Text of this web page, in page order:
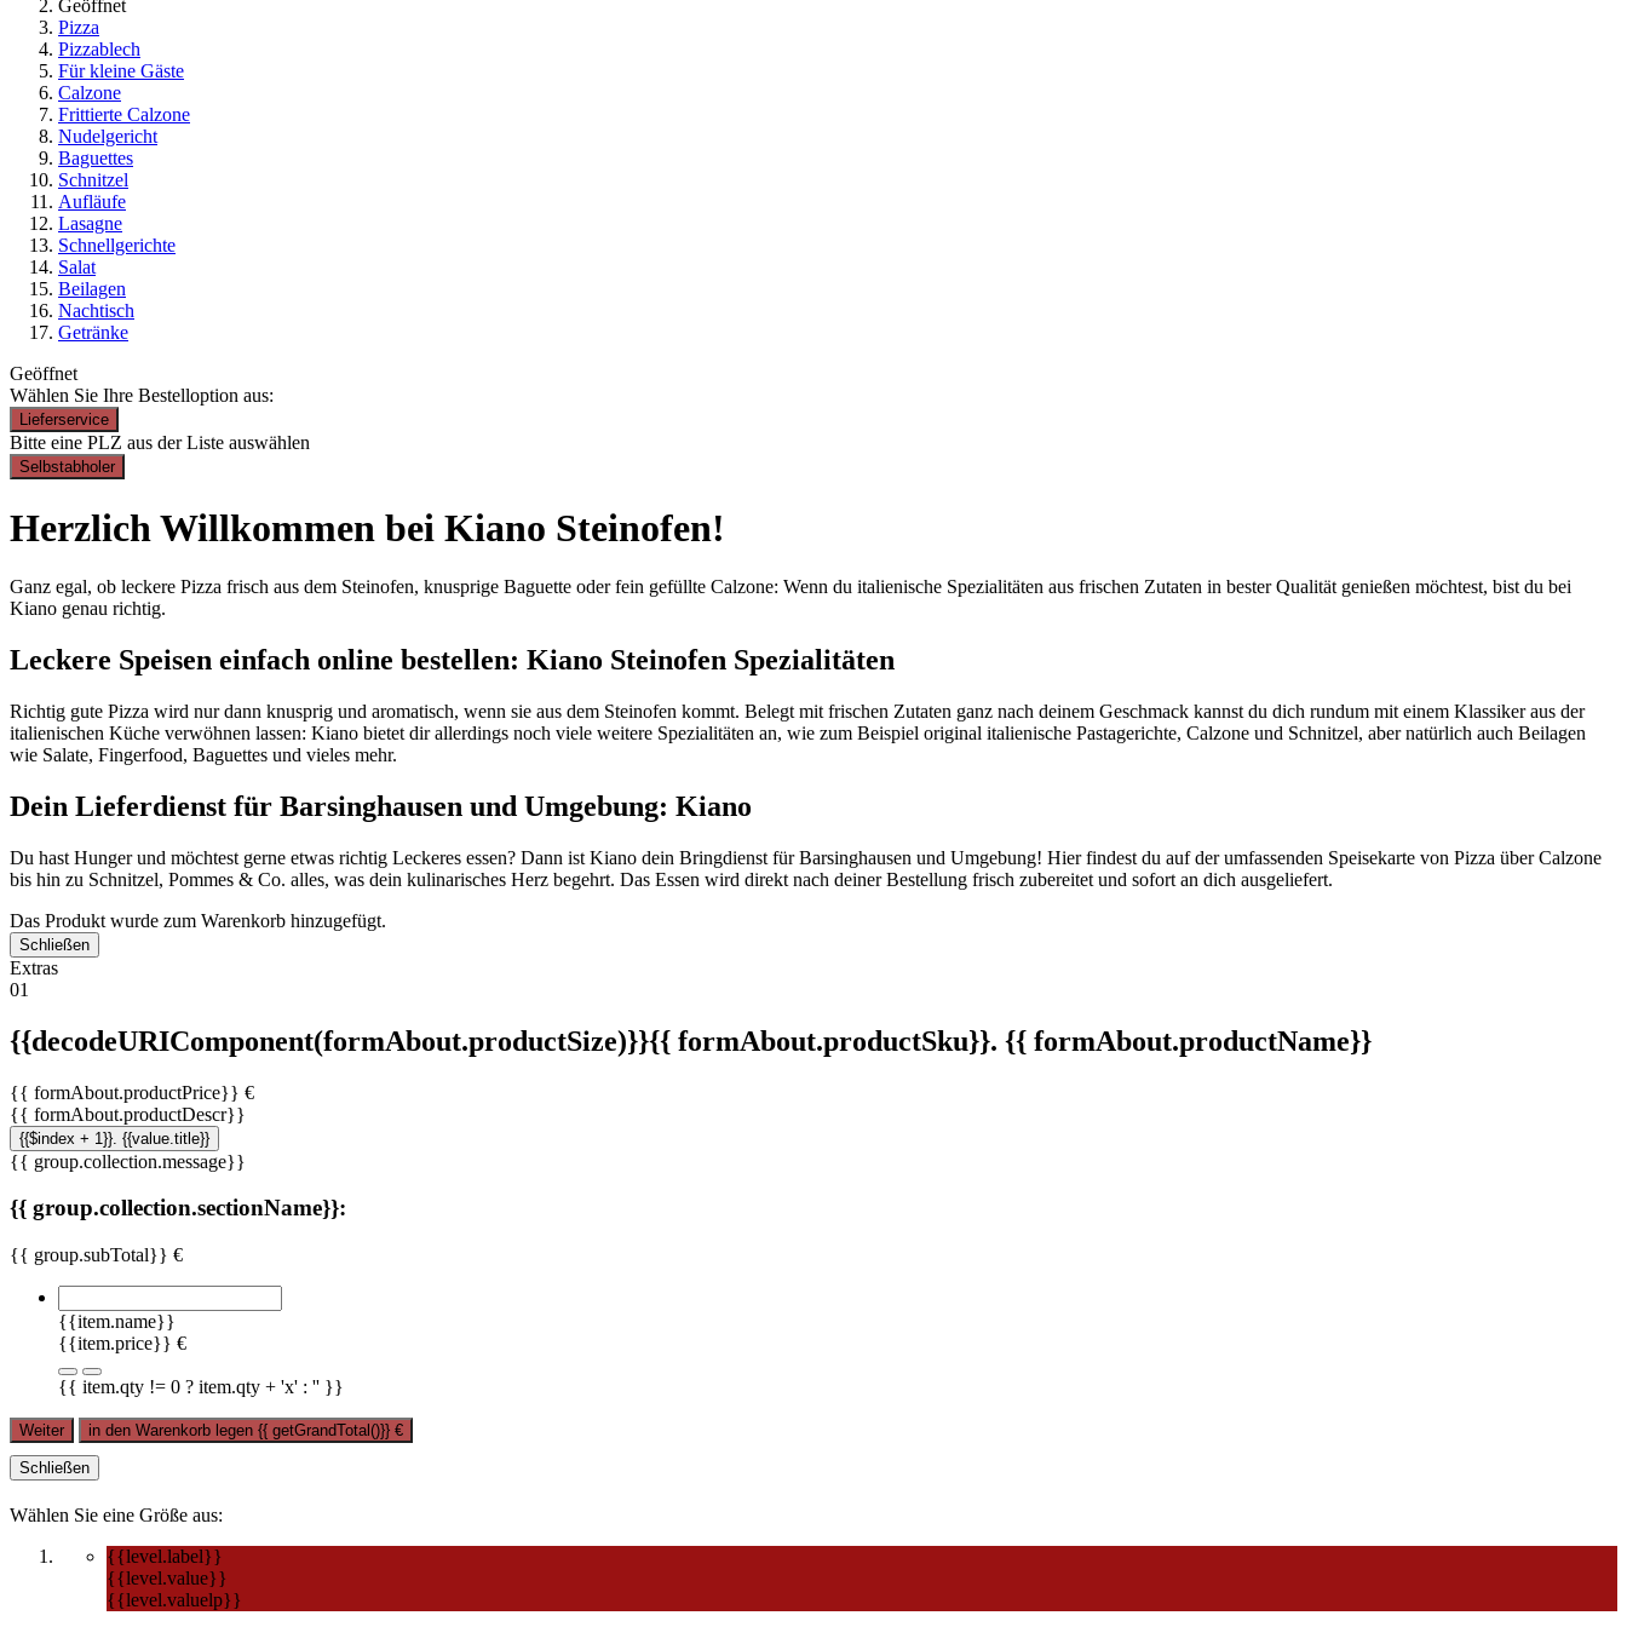
Geöffnet
Pizza
Pizzablech
Für kleine Gäste
Calzone
Frittierte Calzone
Nudelgericht
Baguettes
Schnitzel
Aufläufe
Lasagne
Schnellgerichte
Salat
Beilagen
Nachtisch
Getränke
Geöffnet
Wählen Sie Ihre Bestelloption aus:
Lieferservice
Bitte eine PLZ aus der Liste auswählen
Selbstabholer
Herzlich Willkommen bei Kiano Steinofen!
Ganz egal, ob leckere Pizza frisch aus dem Steinofen, knusprige Baguette oder fein gefüllte Calzone: Wenn du italienische Spezialitäten aus frischen Zutaten in bester Qualität genießen möchtest, bist du bei
Kiano genau richtig.
Leckere Speisen einfach online bestellen: Kiano Steinofen Spezialitäten
Richtig gute Pizza wird nur dann knusprig und aromatisch, wenn sie aus dem Steinofen kommt. Belegt mit frischen Zutaten ganz nach deinem Geschmack kannst du dich rundum mit einem Klassiker aus der
italienischen Küche verwöhnen lassen: Kiano bietet dir allerdings noch viele weitere Spezialitäten an, wie zum Beispiel original italienische Pastagerichte, Calzone und Schnitzel, aber natürlich auch Beilagen
wie Salate, Fingerfood, Baguettes und vieles mehr.
Dein Lieferdienst für Barsinghausen und Umgebung: Kiano
Du hast Hunger und möchtest gerne etwas richtig Leckeres essen? Dann ist Kiano dein Bringdienst für Barsinghausen und Umgebung! Hier findest du auf der umfassenden Speisekarte von Pizza über Calzone
bis hin zu Schnitzel, Pommes & Co. alles, was dein kulinarisches Herz begehrt. Das Essen wird direkt nach deiner Bestellung frisch zubereitet und sofort an dich ausgeliefert.
Das Produkt wurde zum Warenkorb hinzugefügt.
Schließen
Extras
01
{{decodeURIComponent(formAbout.productSize)}}{{ formAbout.productSku}}. {{ formAbout.productName}}
{{ formAbout.productPrice}} €
{{ formAbout.productDescr}}
{{$index + 1}}. {{value.title}}
{{ group.collection.message}}
{{ group.collection.sectionName}}:
{{ group.subTotal}} €
{{item.name}}
{{item.price}} €
{{ item.qty != 0 ? item.qty + 'x' : '' }}
Weiter in den Warenkorb legen {{ getGrandTotal()}} €
Schließen
Wählen Sie eine Größe aus:
{{level.label}}
{{level.value}}
{{level.valuelp}}